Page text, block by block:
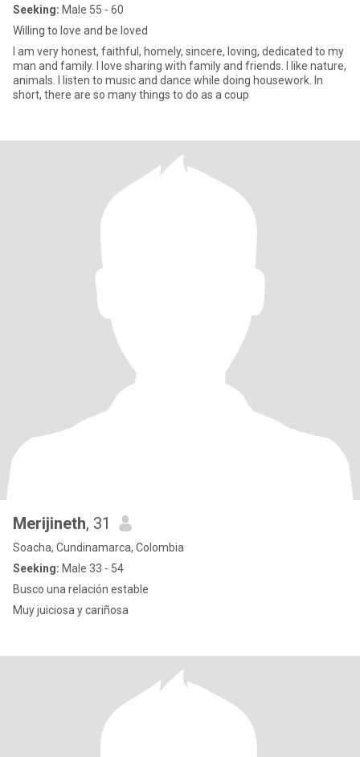
Seeking: Male 55 - 60
Willing to love and be loved
I am very honest, faithful, homely, sincere, loving, dedicated to my
man and family. I love sharing with family and friends. I like nature,
animals. I listen to music and dance while doing housework. In
short, there are so many things to do as a coup
Merijineth, 31
Soacha, Cundinamarca, Colombia
Seeking: Male 33 - 54
Busco una relación estable
Muy juiciosa y cariñosa